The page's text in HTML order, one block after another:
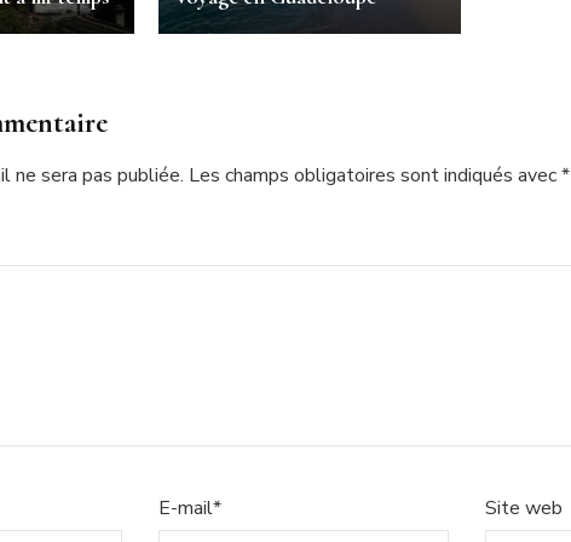
ne sera pas publiée. Les champs obligatoires sont indiqués avec*
E-mail* Site web